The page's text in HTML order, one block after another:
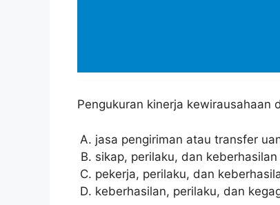
Pengukuran kinerja kewirausahaan
jasa pengiriman atau transfer
sikap, perilaku, dan
pekerja, perilaku, dan
keberhasilan, perilaku, dan